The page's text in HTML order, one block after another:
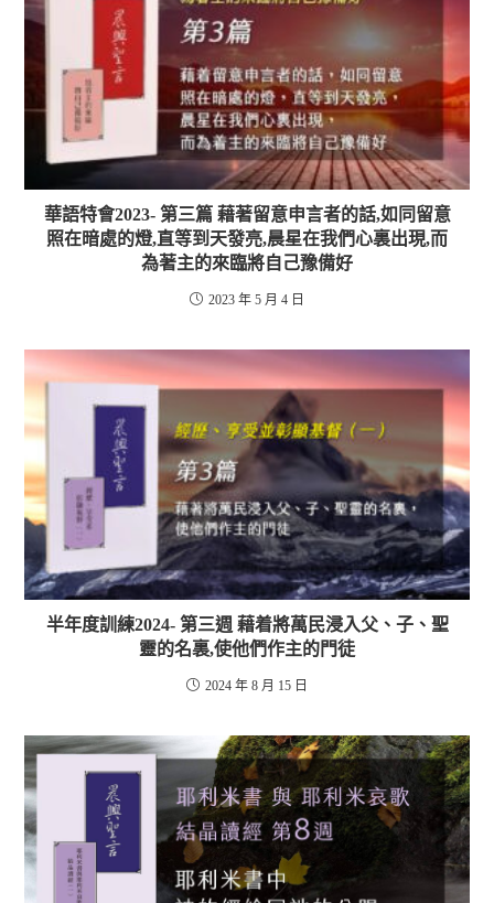
華語特會2023- 第三篇 藉著留意申言者的話,如同留意
照在暗處的燈,直等到天發亮,晨星在我們心裏出現,而
為著主的來臨將自己豫備好
2023 年 5 月 4 日
半年度訓練2024- 第三週 藉着將萬民浸入父、子、聖
靈的名裏,使他們作主的門徒
2024 年 8 月 15 日